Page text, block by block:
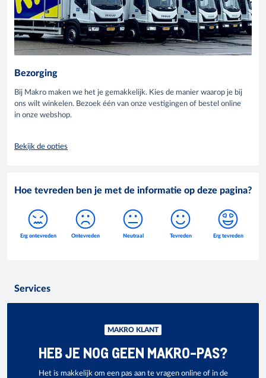
Bezorging
Bij Makro maken we het je gemakkelijk. Kies de manier waarop je bij
ons wilt winkelen. Bezoek één van onze vestigingen of bestel online
in onze webshop.
Bekijk de opties
Hoe tevreden ben je met de informatie op deze pagina?
Services
MAKRO KLANT
HEB JE NOG GEEN MAKRO-PAS?
Het is makkelijk om een pas aan te vragen online of in de